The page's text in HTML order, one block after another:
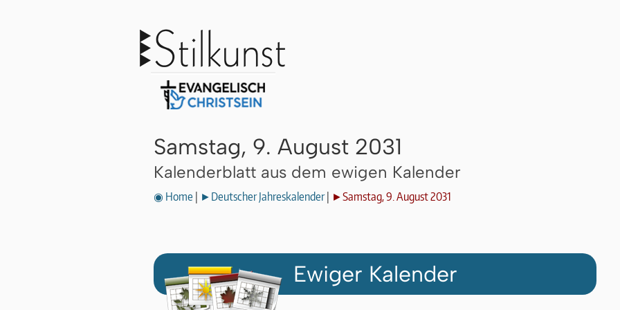
Samstag, 9. August 2031
Kalenderblatt aus dem ewigen Kalender
◉ Home ►Deutscher Jahreskalender| ►Samstag, 9. August 2031
Ewiger Kalender